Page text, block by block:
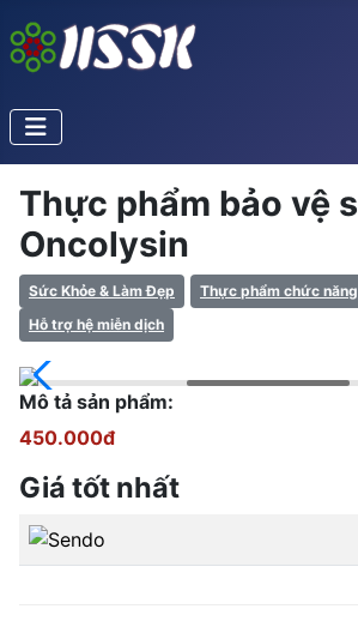
Thực phẩm bảo vệ
Oncolysin
Sức Khỏe & Làm Đẹp
Thực phẩm chức năng
Hỗ trợ hệ miễn dịch
Mô tả sản phẩm:
450.000đ
Giá tốt nhất